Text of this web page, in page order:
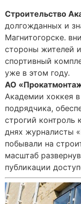
Строительство
долгожданных и
Магнитогорске.
стороны жителей
спортивный
уже в этом году.
АО
Академии хоккея в
подрядчика,
строгий контроль
днях журналисты
побывали на
масштаб
публикации